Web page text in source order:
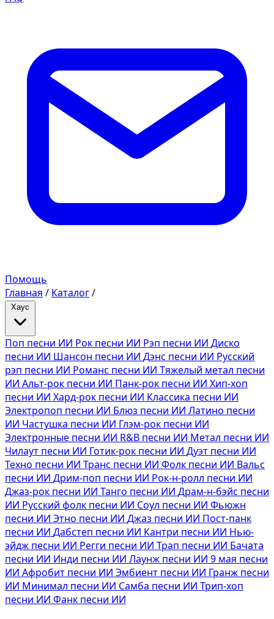
Помощь
Главная / Каталог/
Хаус
Поп песни ИИ Рок песни ИИ Рэп песни ИИ Диско
песни ИИ Шансон песни ИИ Дэнс песни ИИ Русский
рэп песни ИИ Романс песни ИИ Тяжелый метал песни
ИИ Альт-рок песни ИИ Панк-рок песни ИИ Хип-хоп
песни ИИ Хард-рок песни ИИ Классика песни ИИ
Электропоп песни ИИ Блюз песни ИИ Латино песни
ИИ Частушка песни ИИ Глэм-рок песни ИИ
Электронные песни ИИ R&B песни ИИ Метал песни ИИ
Чилаут песни ИИ Готик-рок песни ИИ Дуэт песни ИИ
Техно песни ИИ Транс песни ИИ Фолк песни ИИ Вальс
песни ИИ Дрим-поп песни ИИ Рок-н-ролл песни ИИ
Джаз-рок песни ИИ Танго песни ИИ Драм-н-бэйс песни
ИИ Русский фолк песни ИИ Соул песни ИИ Фьюжн
песни ИИ Этно песни ИИ Джаз песни ИИ Пост-панк
песни ИИ Дабстеп песни ИИ Кантри песни ИИ Нью-
эйдж песни ИИ Регги песни ИИ Трап песни ИИ Бачата
песни ИИ Инди песни ИИ Лаунж песни ИИ 9 мая песни
ИИ Афробит песни ИИ Эмбиент песни ИИ Гранж песни
ИИ Минимал песни ИИ Самба песни ИИ Трип-хоп
песни ИИ Фанк песни ИИ